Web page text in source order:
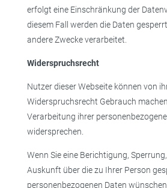
erfolgt eine Einschränkung der
diesem Fall werden die Daten
andere Zwecke verarbeitet.
Widerspruchsrecht
Nutzer dieser Webseite können von
Widerspruchsrecht Gebrauch
Verarbeitung ihrer
widersprechen.
Wenn Sie eine Berichtigung,
Auskunft über die zu Ihrer Person
personenbezogenen Daten wünschen